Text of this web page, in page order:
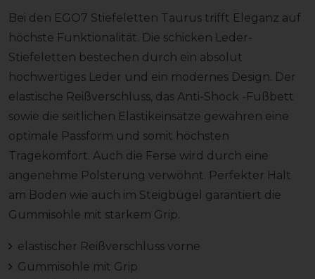
Bei den EGO7 Stiefeletten Taurus trifft Eleganz auf
höchste Funktionalität. Die schicken Leder-
Stiefeletten bestechen durch ein absolut
hochwertiges Leder und ein modernes Design. Der
elastische Reißverschluss, das Anti-Shock -Fußbett
sowie die seitlichen Elastikeinsätze gewähren eine
optimale Passform und somit höchsten
Tragekomfort. Auch die Ferse wird durch eine
angenehme Polsterung verwöhnt. Perfekter Halt
am Boden wie auch im Steigbügel garantiert die
Gummisohle mit starkem Grip.
elastischer Reißverschluss vorne
Gummisohle mit Grip